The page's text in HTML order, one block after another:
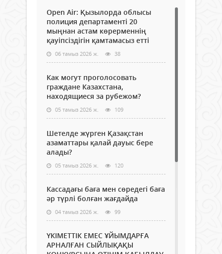
Open Air: Қызылорда облысы
полиция департаменті 20
мыңнан астам көрерменнің
қауіпсіздігін қамтамасыз етті
06 тамыз 2026 ж. 38
Как могут проголосовать
граждане Казахстана,
находящиеся за рубежом?
05 тамыз 2026 ж. 109
Шетелде жүрген Қазақстан
азаматтары қалай дауыс бере
алады?
05 тамыз 2026 ж. 120
Кассадағы баға мен сөредегі баға
әр түрлі болған жағдайда
04 тамыз 2026 ж. 99
ҮКІМЕТТІК ЕМЕС ҰЙЫМДАРҒА
АРНАЛҒАН СЫЙЛЫҚАҚЫ